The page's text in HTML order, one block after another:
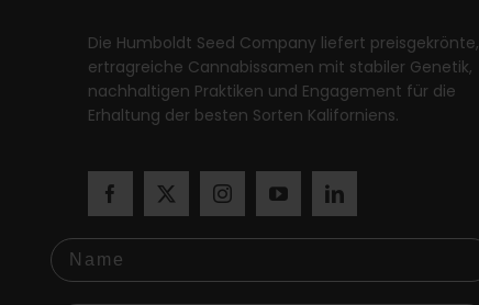
Die Humboldt Seed Company liefert preisgekrönte,
ertragreiche Cannabissamen mit stabiler Genetik,
nachhaltigen Praktiken und Engagement für die
Erhaltung der besten Sorten Kaliforniens.
Name